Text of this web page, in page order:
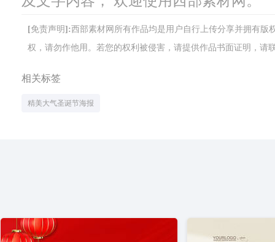
[免责声明]:西部素材网所有作品均是用户自行上传分享并拥有
权，请勿作他用。若您的权利被侵害，请提供作品书面证明，请
相关标签
精美大气圣诞节海报